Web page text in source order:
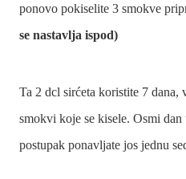
ponovo pokiselite 3 smokve
se nastavlja ispod)
Ta 2 dcl sirćeta koristite 7 dana,
smokvi koje se kisele. Osmi
postupak ponavljate jos jednu